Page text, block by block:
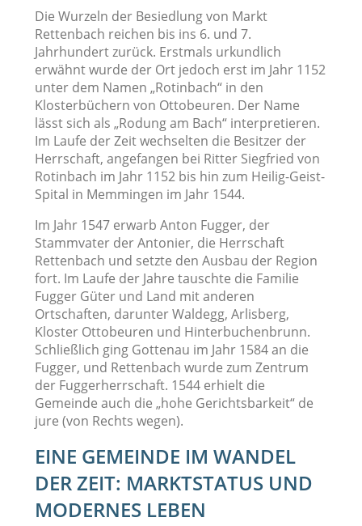
Die Wurzeln der Besiedlung von Markt
Rettenbach reichen bis ins 6. und 7.
Jahrhundert zurück. Erstmals urkundlich
erwähnt wurde der Ort jedoch erst im Jahr 1152
unter dem Namen „Rotinbach“ in den
Klosterbüchern von Ottobeuren. Der Name
lässt sich als „Rodung am Bach“ interpretieren.
Im Laufe der Zeit wechselten die Besitzer der
Herrschaft, angefangen bei Ritter Siegfried von
Rotinbach im Jahr 1152 bis hin zum Heilig-Geist-
Spital in Memmingen im Jahr 1544.
Im Jahr 1547 erwarb Anton Fugger, der
Stammvater der Antonier, die Herrschaft
Rettenbach und setzte den Ausbau der Region
fort. Im Laufe der Jahre tauschte die Familie
Fugger Güter und Land mit anderen
Ortschaften, darunter Waldegg, Arlisberg,
Kloster Ottobeuren und Hinterbuchenbrunn.
Schließlich ging Gottenau im Jahr 1584 an die
Fugger, und Rettenbach wurde zum Zentrum
der Fuggerherrschaft. 1544 erhielt die
Gemeinde auch die „hohe Gerichtsbarkeit“ de
jure (von Rechts wegen).
EINE GEMEINDE IM WANDEL
DER ZEIT: MARKTSTATUS UND
MODERNES LEBEN